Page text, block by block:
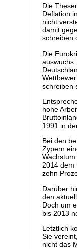
Die
Deflation
nicht
damit
schreiben
Die
schreiben
hohe
1991 in
Bei den
Zypern
2014 dem
zehn
Darüber
den
Doch um
bis 2013
Letztlich
Sie
nicht das